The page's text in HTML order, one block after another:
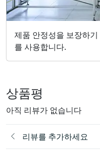
제품 안정성을 보장하
를 사용합니다.
상품평
아직 리뷰가 없습니다
리뷰를 추가하세요